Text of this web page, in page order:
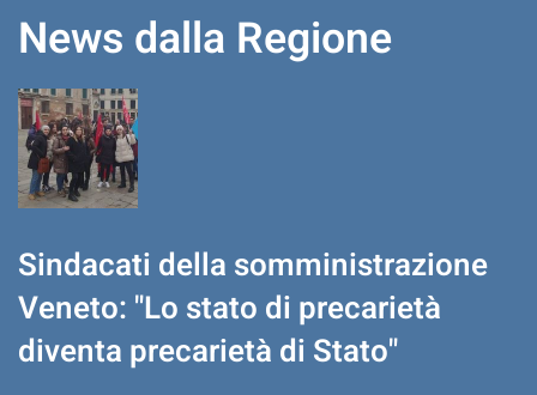
News dalla Regione
Sindacati della somministrazione
Veneto: "Lo stato di precarietà
diventa precarietà di Stato"